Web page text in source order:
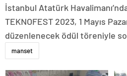
İstanbul Atatürk
TEKNOFEST 2023, 1 Mayıs
düzenlenecek ödül töreniyle
manset